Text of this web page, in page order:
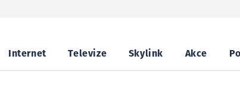
Internet Televize Skylink Akce